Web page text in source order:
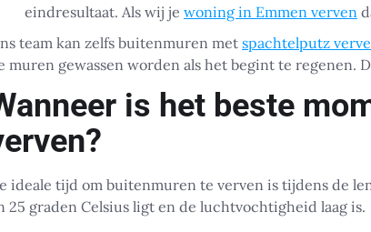
eindresultaat. Als wij je woning in Emmen verven
team kan zelfs buitenmuren metspachtelputz
muren gewassen worden als het begint te regenen.
is het beste
ideale tijd om buitenmuren te verven is tijdens de
25 graden Celsius ligt en de luchtvochtigheid laag is.